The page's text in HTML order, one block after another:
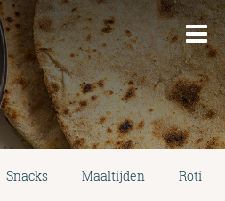
Snacks Maaltijden Roti